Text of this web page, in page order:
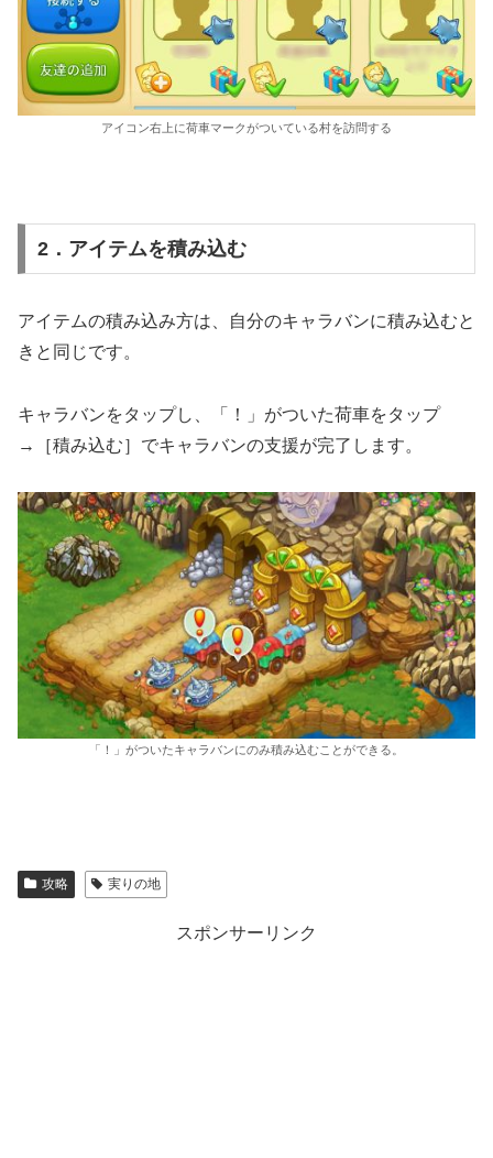
アイコン右上に荷車マークがついている村を訪問する
2．アイテムを積み込む
アイテムの積み込み方は、自分のキャラバンに積み込むと
きと同じです。
キャラバンをタップし、「！」がついた荷車をタップ
→［積み込む］でキャラバンの支援が完了します。
「！」がついたキャラバンにのみ積み込むことができる。
攻略 実りの地
スポンサーリンク